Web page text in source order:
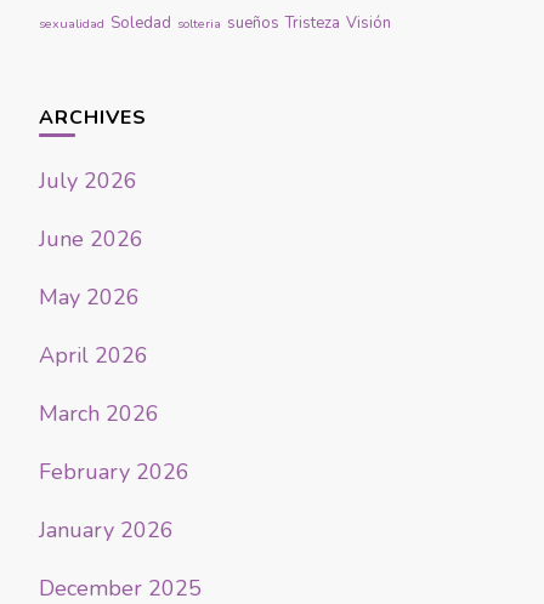
sexualidad Soledad solteria sueños Tristeza Visión
ARCHIVES
July 2026
June 2026
May 2026
April 2026
March 2026
February 2026
January 2026
December 2025